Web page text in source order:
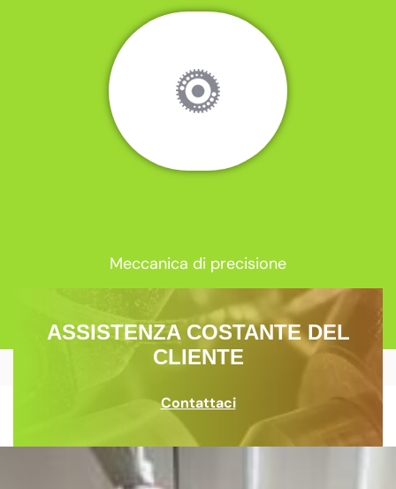
Meccanica di precisione
ASSISTENZA COSTANTE DEL
CLIENTE
Contattaci